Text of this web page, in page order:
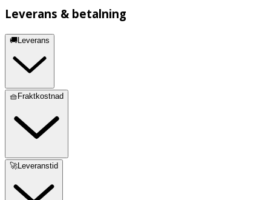
Leverans & betalning
🚚Leverans
🧺Fraktkostnad
🚀Leveranstid